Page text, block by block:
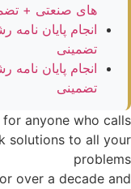
های صنعتی +
انجام پایان
تضمینی
انجام پایان
تضمینی
anyone who calls
solutions to all your
problems
over a decade and